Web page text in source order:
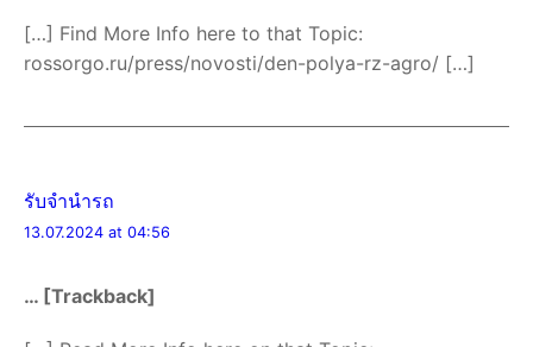
[…] Find More Info here to that Topic:
rossorgo.ru/press/novosti/den-polya-rz-agro/ […]
รับจํานํารถ
13.07.2024 at 04:56
… [Trackback]